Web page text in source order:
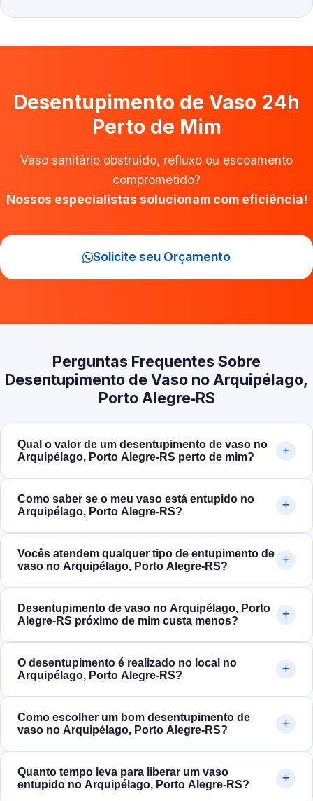
Desentupimento de Vaso 24h
Perto de Mim
Vaso sanitário obstruído, refluxo ou escoamento
comprometido?
Nossos especialistas solucionam com eficiência!
Solicite seu Orçamento
Perguntas Frequentes Sobre
Desentupimento de Vaso no Arquipélago,
Porto Alegre‑RS
Qual o valor de um desentupimento de vaso no
Arquipélago, Porto Alegre‑RS perto de mim?
Como saber se o meu vaso está entupido no
Arquipélago, Porto Alegre‑RS?
Vocês atendem qualquer tipo de entupimento de
vaso no Arquipélago, Porto Alegre‑RS?
Desentupimento de vaso no Arquipélago, Porto
Alegre‑RS próximo de mim custa menos?
O desentupimento é realizado no local no
Arquipélago, Porto Alegre‑RS?
Como escolher um bom desentupimento de
vaso no Arquipélago, Porto Alegre‑RS?
Quanto tempo leva para liberar um vaso
entupido no Arquipélago, Porto Alegre‑RS?